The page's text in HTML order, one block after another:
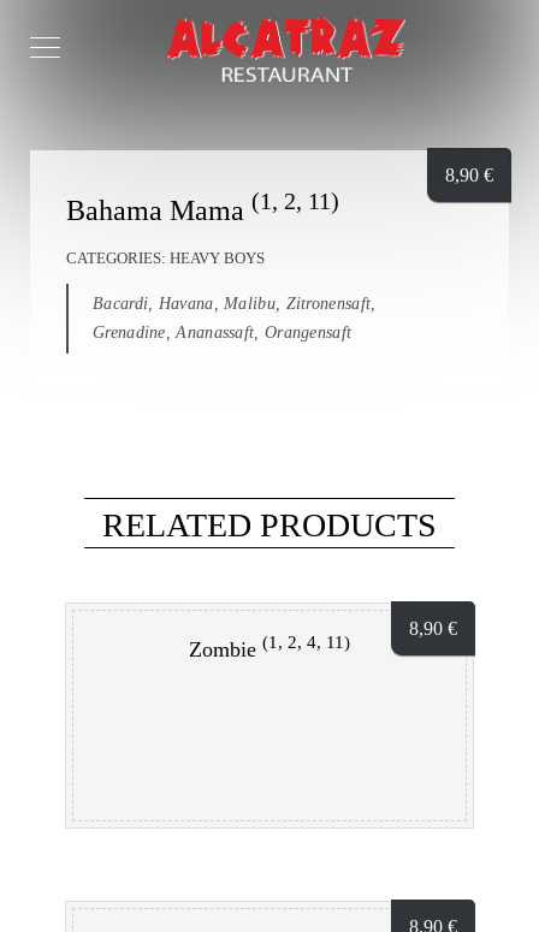
Bahama Mama (1, 2, 11)
CATEGORIES: HEAVY BOYS
Bacardi, Havana, Malibu, Zitronensaft,
Grenadine, Ananassaft, Orangensaft
8,90 €
RELATED PRODUCTS
8,90 €
Zombie (1, 2, 4, 11)
8,90 €